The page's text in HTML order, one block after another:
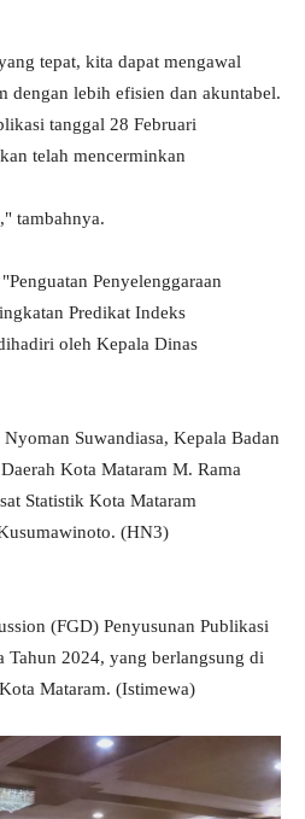
tepat, kita dapat mengawal
dengan lebih efisien dan akuntabel.
tanggal 28 Februari
telah mencerminkan
tambahnya.
Penyelenggaraan
Predikat Indeks
oleh Kepala Dinas
Suwandiasa, Kepala Badan
Kota Mataram M. Rama
Statistik Kota Mataram
(HN3)
(FGD) Penyusunan Publikasi
Tahun 2024, yang berlangsung di
Mataram. (Istimewa)